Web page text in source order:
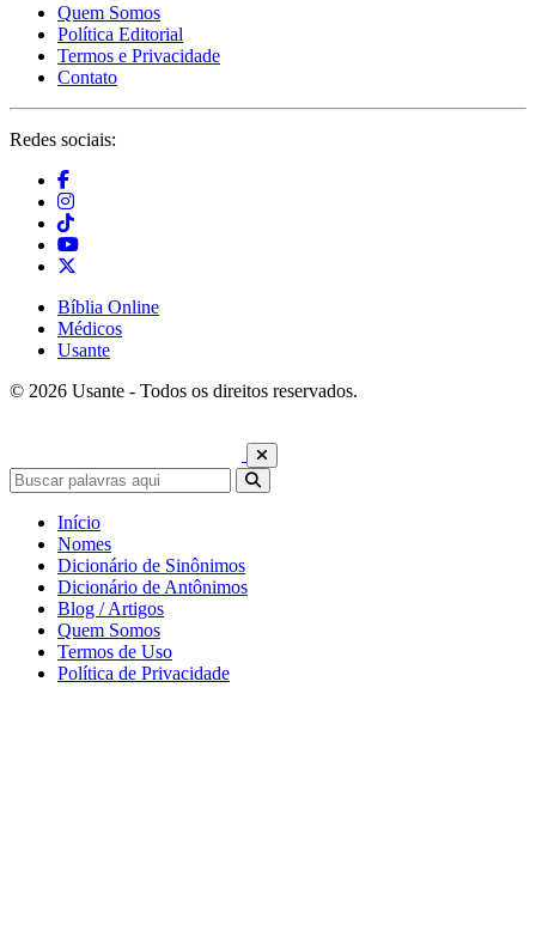
Quem Somos
Política Editorial
Termos e Privacidade
Contato
Redes sociais:
Bíblia Online
Médicos
Usante
© 2026 Usante - Todos os direitos reservados.
Início
Nomes
Dicionário de Sinônimos
Dicionário de Antônimos
Blog / Artigos
Quem Somos
Termos de Uso
Política de Privacidade